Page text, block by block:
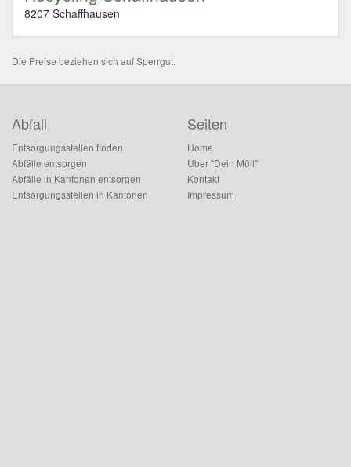
8207 Schaffhausen
Die Preise beziehen sich auf Sperrgut.
Abfall
Entsorgungsstellen finden
Abfälle entsorgen
Abfälle in Kantonen entsorgen
Entsorgungsstellen in Kantonen
Seiten
Home
Über "Dein Müll"
Kontakt
Impressum